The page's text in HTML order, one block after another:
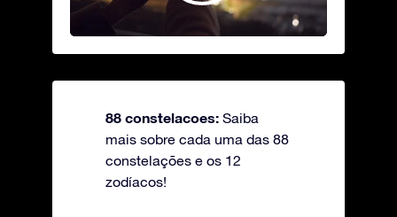
88 constelacoes: Saiba
mais sobre cada uma das 88
constelações e os 12
zodíacos!